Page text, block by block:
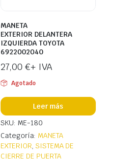
MANETA
EXTERIOR DELANTERA
IZQUIERDA TOYOTA
6922002040
27,00 €+ IVA
Agotado
Leer más
SKU: ME-180
Categoría: MANETA
EXTERIOR, SISTEMA DE
CIERRE DE PUERTA